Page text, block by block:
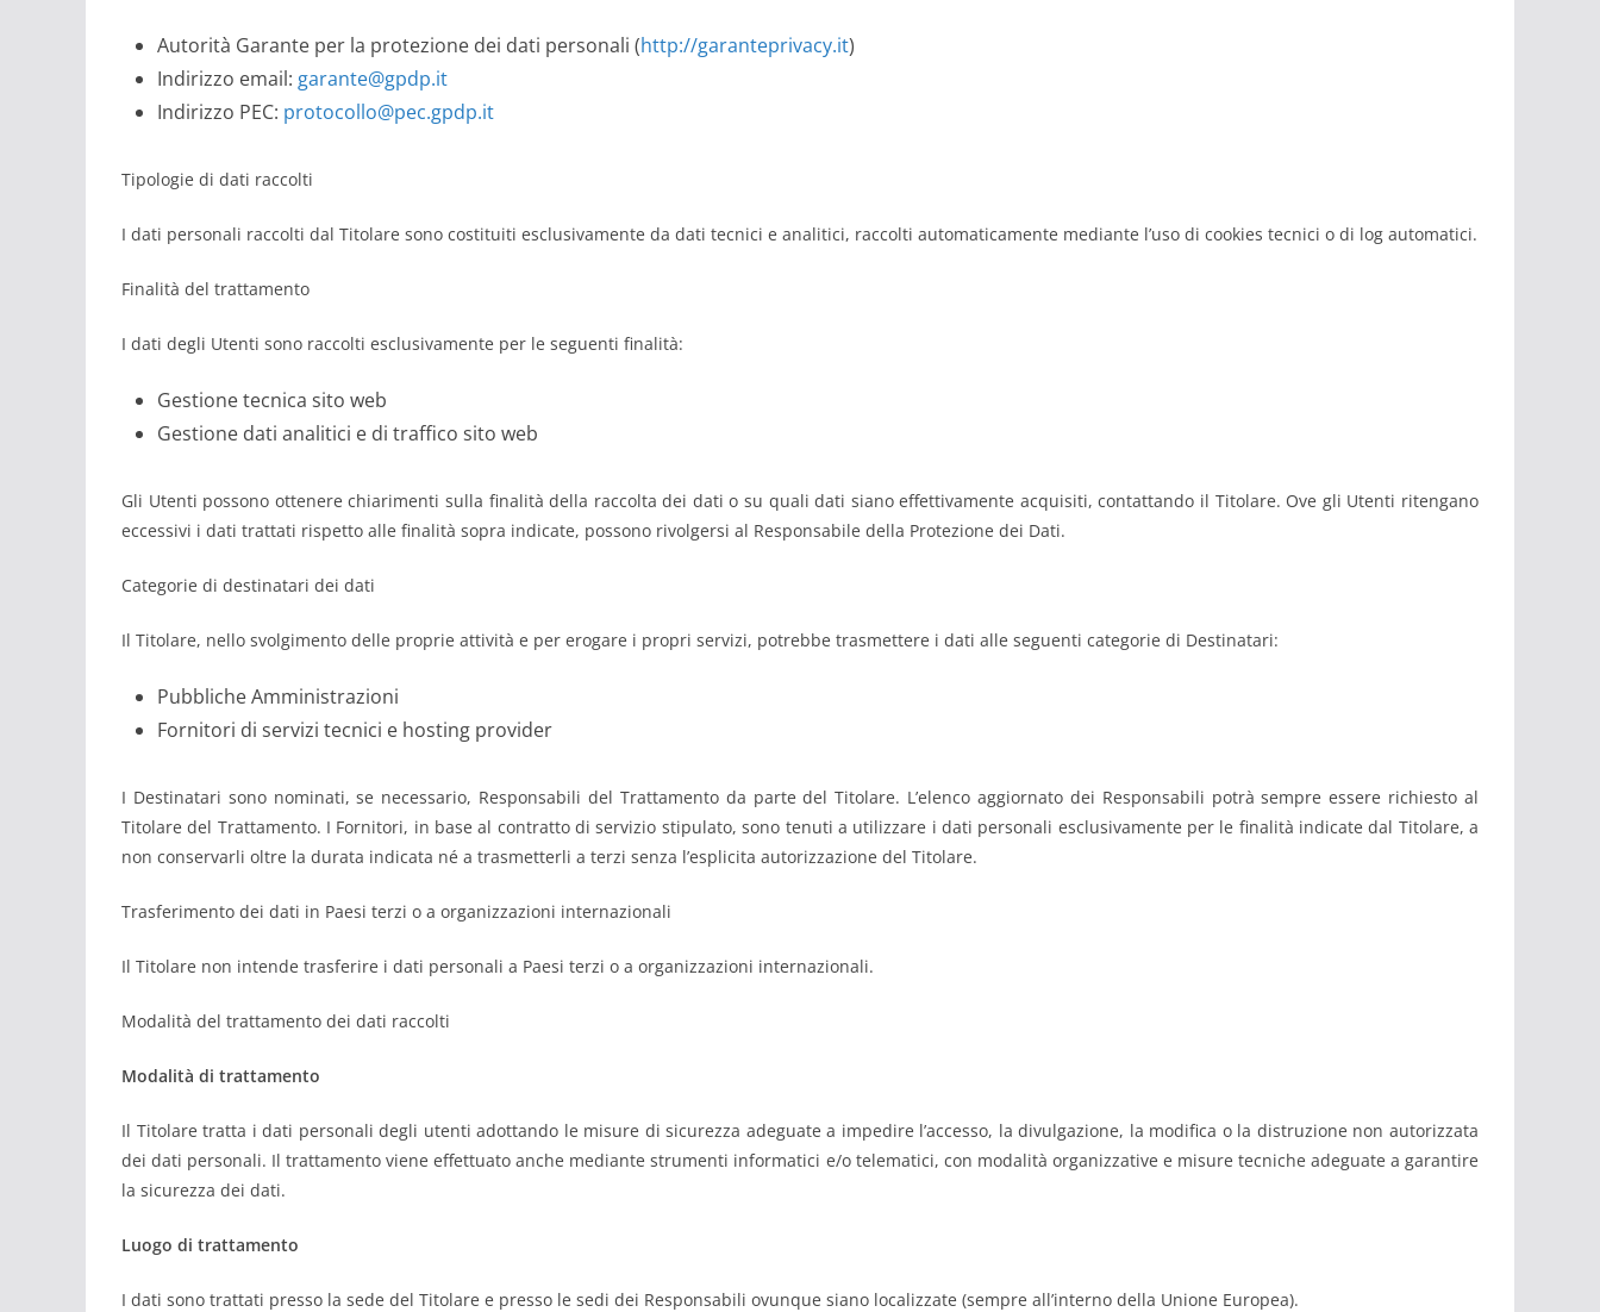
Autorità Garante per la protezione dei dati personali (http://garanteprivacy.it)
Indirizzo email: garante@gpdp.it
Indirizzo PEC: protocollo@pec.gpdp.it
Tipologie di dati raccolti
I dati personali raccolti dal Titolare sono costituiti esclusivamente da dati tecnici e analitici, raccolti automaticamente mediante l’uso di cookies tecnici o di log automatici.
Finalità del trattamento
I dati degli Utenti sono raccolti esclusivamente per le seguenti finalità:
Gestione tecnica sito web
Gestione dati analitici e di traffico sito web
Gli Utenti possono ottenere chiarimenti sulla finalità della raccolta dei dati o su quali dati siano effettivamente acquisiti, contattando il Titolare. Ove gli Utenti ritengano
eccessivi i dati trattati rispetto alle finalità sopra indicate, possono rivolgersi al Responsabile della Protezione dei Dati.
Categorie di destinatari dei dati
Il Titolare, nello svolgimento delle proprie attività e per erogare i propri servizi, potrebbe trasmettere i dati alle seguenti categorie di Destinatari:
Pubbliche Amministrazioni
Fornitori di servizi tecnici e hosting provider
I Destinatari sono nominati, se necessario, Responsabili del Trattamento da parte del Titolare. L’elenco aggiornato dei Responsabili potrà sempre essere richiesto al
Titolare del Trattamento. I Fornitori, in base al contratto di servizio stipulato, sono tenuti a utilizzare i dati personali esclusivamente per le finalità indicate dal Titolare, a
non conservarli oltre la durata indicata né a trasmetterli a terzi senza l’esplicita autorizzazione del Titolare.
Trasferimento dei dati in Paesi terzi o a organizzazioni internazionali
Il Titolare non intende trasferire i dati personali a Paesi terzi o a organizzazioni internazionali.
Modalità del trattamento dei dati raccolti
Modalità di trattamento
Il Titolare tratta i dati personali degli utenti adottando le misure di sicurezza adeguate a impedire l’accesso, la divulgazione, la modifica o la distruzione non autorizzata
dei dati personali. Il trattamento viene effettuato anche mediante strumenti informatici e/o telematici, con modalità organizzative e misure tecniche adeguate a garantire
la sicurezza dei dati.
Luogo di trattamento
I dati sono trattati presso la sede del Titolare e presso le sedi dei Responsabili ovunque siano localizzate (sempre all’interno della Unione Europea).